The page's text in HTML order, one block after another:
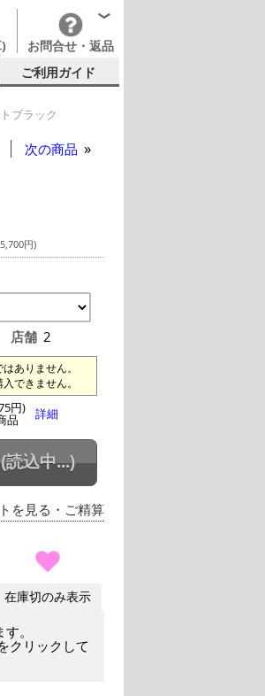
お問合せ・返品
ご利用ガイド
ブラック
次の商品
円)
店舗 2
ありません。
できません。
円)
品 詳細
(読込中...)
を見る ・ご精算
在庫切のみ表示
。
クリックして